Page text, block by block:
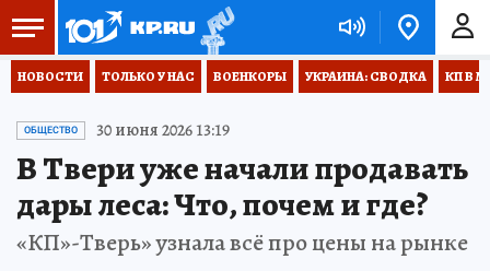
НОВОСТИ ТОЛЬКО У НАС ВОЕНКОРЫ УКРАИНА: СВОДКА КП В
ОБЩЕСТВО 30 июня 2026 13:19
В Твери уже начали продавать
дары леса: Что, почем и где?
«КП»-Тверь» узнала всё про цены на рынке